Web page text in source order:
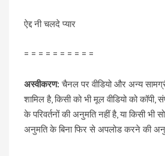
ऐद्द नी चलदे प्यार
= = = = = = = = = =
अस्वीकरण: चैनल पर वीडियो और अन्य
शामिल है, किसी को भी मूल वीडियो को कॉपी,
के परिवर्तनों की अनुमति नहीं है, या किसी भी
अनुमति के बिना फिर से अपलोड करने की